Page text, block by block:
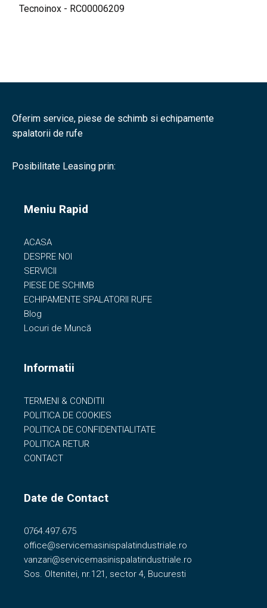
Tecnoinox - RC00006209
Oferim service, piese de schimb si echipamente
spalatorii de rufe
Posibilitate Leasing prin:
Meniu Rapid
ACASA
DESPRE NOI
SERVICII
PIESE DE SCHIMB
ECHIPAMENTE SPALATORII RUFE
Blog
Locuri de Muncă
Informatii
TERMENI & CONDITII
POLITICA DE COOKIES
POLITICA DE CONFIDENTIALITATE
POLITICA RETUR
CONTACT
Date de Contact
0764.497.675
office@servicemasinispalatindustriale.ro
vanzari@servicemasinispalatindustriale.ro
Sos. Oltenitei, nr.121, sector 4, Bucuresti